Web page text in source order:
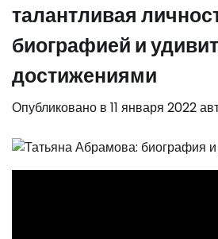
талантливая
биографией и
достижениями
Опубликовано в 11 января 2022